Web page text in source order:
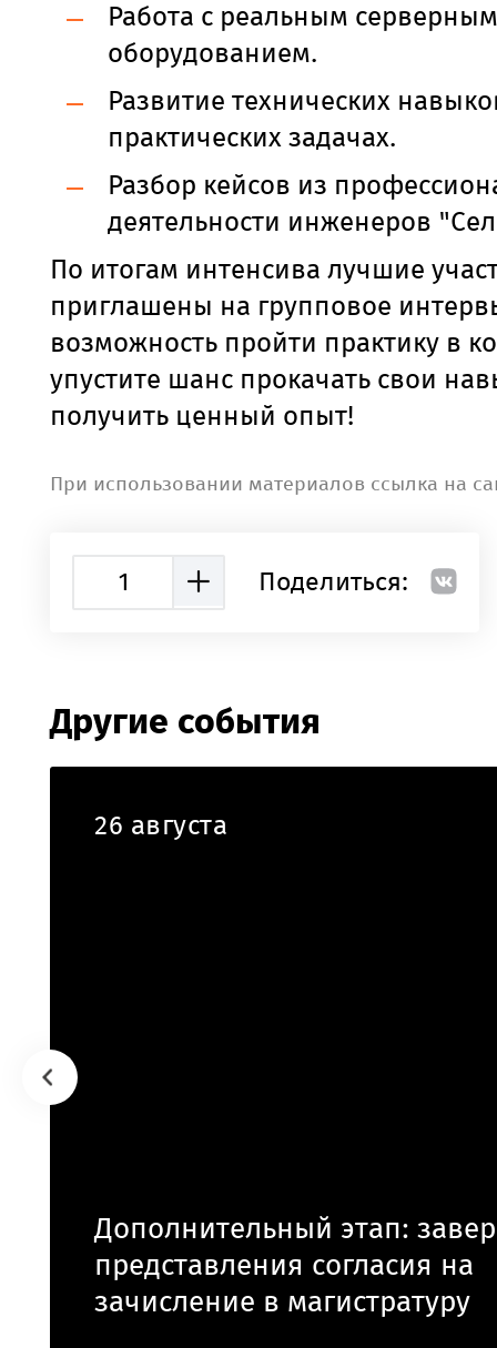
Работа с реальным серверным
оборудованием.
Развитие технических
практических задачах.
Разбор кейсов из
деятельности инженеров
По итогам интенсива лучшие
приглашены на групповое
возможность пройти практику в
упустите шанс прокачать свои
получить ценный опыт!
При использовании материалов ссылка на
1 Поделиться:
Другие события
26 августа
Дополнительный этап:
представления согласия на
зачисление в магистратуру